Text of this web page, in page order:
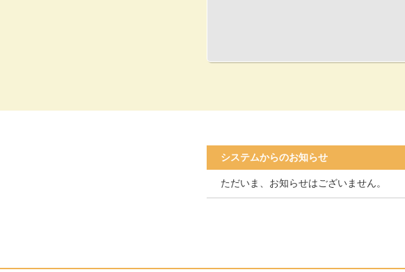
システムからのお知らせ
ただいま、お知らせはございません。